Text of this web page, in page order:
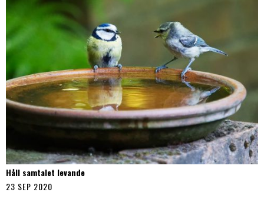
Håll samtalet levande
23 SEP 2020